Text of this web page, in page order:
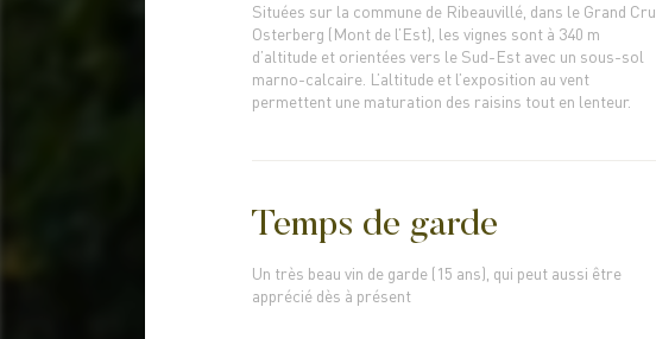
Situées sur la commune de Ribeauvillé, dans le Grand Cru
Osterberg (Mont de l’Est), les vignes sont à 340 m
d’altitude et orientées vers le Sud-Est avec un sous-sol
marno-calcaire. L’altitude et l’exposition au vent
permettent une maturation des raisins tout en lenteur.
Temps de garde
Un très beau vin de garde (15 ans), qui peut aussi être
apprécié dès à présent